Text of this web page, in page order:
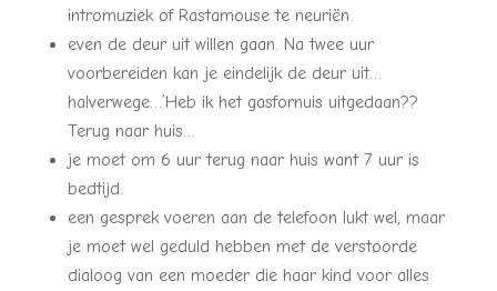
intromuziek of Rastamouse te neuriën.
even de deur uit willen gaan. Na twee uur
voorbereiden kan je eindelijk de deur uit…
halverwege…’Heb ik het gasfornuis uitgedaan??
Terug naar huis…
je moet om 6 uur terug naar huis want 7 uur is
bedtijd.
een gesprek voeren aan de telefoon lukt wel, maar
je moet wel geduld hebben met de verstoorde
dialoog van een moeder die haar kind voor alles